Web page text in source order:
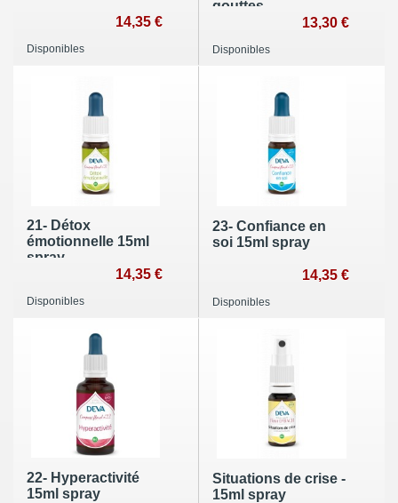
14,35 €
Disponibles
gouttes
13,30 €
Disponibles
21- Détox
émotionnelle 15ml
spray
14,35 €
Disponibles
23- Confiance en
soi 15ml spray
14,35 €
Disponibles
22- Hyperactivité
15ml spray
Situations de crise -
15ml spray